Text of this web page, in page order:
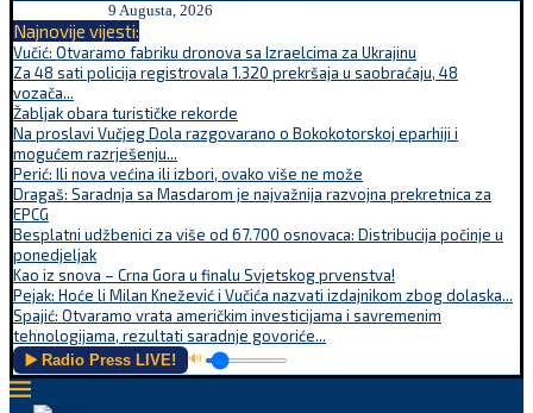
9 Augusta, 2026
Najnovije vijesti:
Vučić: Otvaramo fabriku dronova sa Izraelcima za Ukrajinu
Za 48 sati policija registrovala 1.320 prekršaja u saobraćaju, 48
vozača...
Žabljak obara turističke rekorde
Na proslavi Vučjeg Dola razgovarano o Bokokotorskoj eparhiji i
mogućem razrješenju...
Perić: Ili nova većina ili izbori, ovako više ne može
Dragaš: Saradnja sa Masdarom je najvažnija razvojna prekretnica za
EPCG
Besplatni udžbenici za više od 67.700 osnovaca: Distribucija počinje u
ponedjeljak
Kao iz snova – Crna Gora u finalu Svjetskog prvenstva!
Pejak: Hoće li Milan Knežević i Vučića nazvati izdajnikom zbog dolaska...
Spajić: Otvaramo vrata američkim investicijama i savremenim
tehnologijama, rezultati saradnje govoriće...
▶️ Radio Press LIVE! 🔊